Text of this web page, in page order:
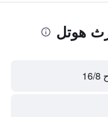
هوتل
ح 16/8